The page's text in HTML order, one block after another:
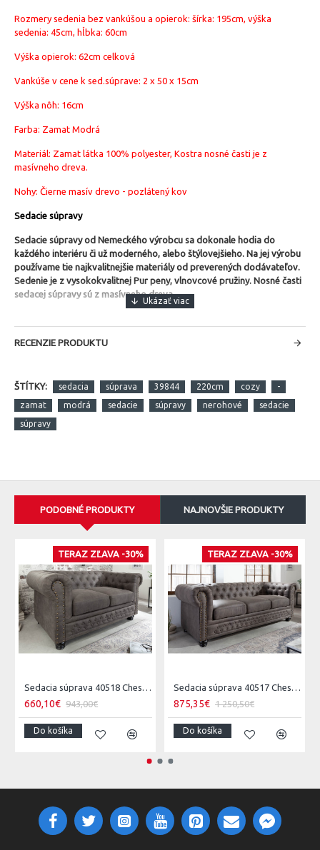
Rozmery sedenia bez vankúšou a opierok: šírka: 195cm, výška
sedenia: 45cm, hĺbka: 60cm
Výška opierok: 62cm celková
Vankúše v cene k sed.súprave: 2 x 50 x 15cm
Výška nôh: 16cm
Farba: Zamat Modrá
Materiál: Zamat látka 100% polyester, Kostra nosné časti je z
masívneho dreva.
Nohy: Čierne masív drevo - pozlátený kov
Sedacie súpravy
Sedacie súpravy od Nemeckého výrobcu sa dokonale hodia do
každého interiéru či už moderného, alebo štýlovejšieho. Na jej výrobu
používame tie najkvalitnejšie materiály od preverených dodávateľov.
Sedenie je z vysokokvalitnej Pur peny, vlnovcové pružiny. Nosné časti
sedacej súpravy sú z masívneho dreva.
RECENZIE PRODUKTU
ŠTÍTKY: sedacia súprava 39844 220cm cozy -
zamat modrá sedacie súpravy nerohové
sedacie
súpravy
PODOBNÉ PRODUKTY NAJNOVŠIE PRODUKTY
TERAZ ZĽAVA -30%
Sedacia súprava 40518 Chesterfield 2-sedenie Vintage Šedá Taupe
660,10€ 943,00€
Do košíka
TERAZ ZĽAVA -30%
Sedacia súprava 40517 Chesterfield 3-sedenie Vintage Šedá Taupe
875,35€ 1 250,50€
Do košíka